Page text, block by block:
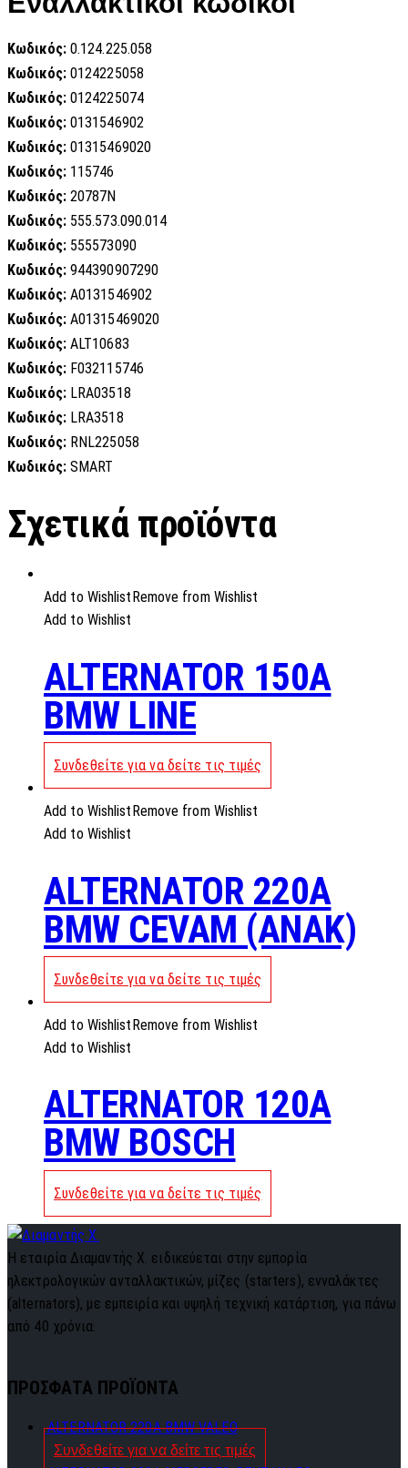
Κωδικός: 0.124.225.058
Κωδικός: 0124225058
Κωδικός: 0124225074
Κωδικός: 0131546902
Κωδικός: 01315469020
Κωδικός: 115746
Κωδικός: 20787N
Κωδικός: 555.573.090.014
Κωδικός: 555573090
Κωδικός: 944390907290
Κωδικός: A0131546902
Κωδικός: A01315469020
Κωδικός: ALT10683
Κωδικός: F032115746
Κωδικός: LRA03518
Κωδικός: LRA3518
Κωδικός: RNL225058
Κωδικός: SMART
Σχετικά προϊόντα
Add to Wishlist Remove from Wishlist
Add to Wishlist
ALTERNATOR 150A
BMW LINE
Συνδεθείτε για να δείτε τις τιμές
Add to Wishlist Remove from Wishlist
Add to Wishlist
ALTERNATOR 220A
BMW CEVAM (ANAK)
Συνδεθείτε για να δείτε τις τιμές
Add to Wishlist Remove from Wishlist
Add to Wishlist
ALTERNATOR 120A
BMW BOSCH
Συνδεθείτε για να δείτε τις τιμές
Η εταιρία Διαμαντής Χ. ειδικεύεται στην εμπορία
ηλεκτρολογικών ανταλλακτικών, μίζες (starters), ενναλάκτες
(alternators), με εμπειρία και υψηλή τεχνική κατάρτιση, για πάνω
από 40 χρόνια.
ΠΡΟΣΦΑΤΑ ΠΡΟΪΟΝΤΑ
ALTERNATOR 220A BMW VALEO
Συνδεθείτε για να δείτε τις τιμές